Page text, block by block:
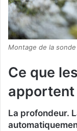
Montage de la sonde
Ce que
La profondeur.